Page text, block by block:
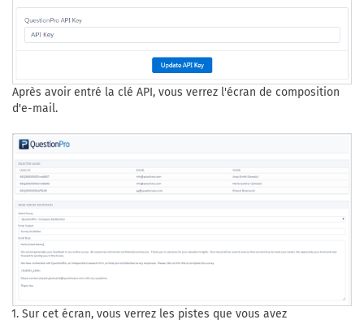
Après avoir entré la clé API, vous verrez l'écran de composition
d'e-mail.
Sur cet écran, vous verrez les pistes que vous avez